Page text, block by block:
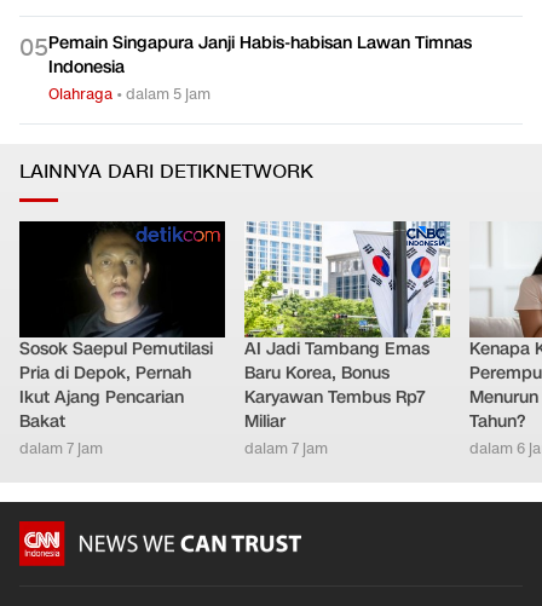
05Pemain Singapura Janji Habis-habisan Lawan Timnas
Indonesia
Olahraga •dalam 5 jam
LAINNYA DARI DETIKNETWORK
Sosok Saepul Pemutilasi
Pria di Depok, Pernah
Ikut Ajang Pencarian
Bakat
dalam 7 jam
AI Jadi Tambang Emas
Baru Korea, Bonus
Karyawan Tembus Rp7
Miliar
dalam 7 jam
Kenapa
Tahun?
dalam 6